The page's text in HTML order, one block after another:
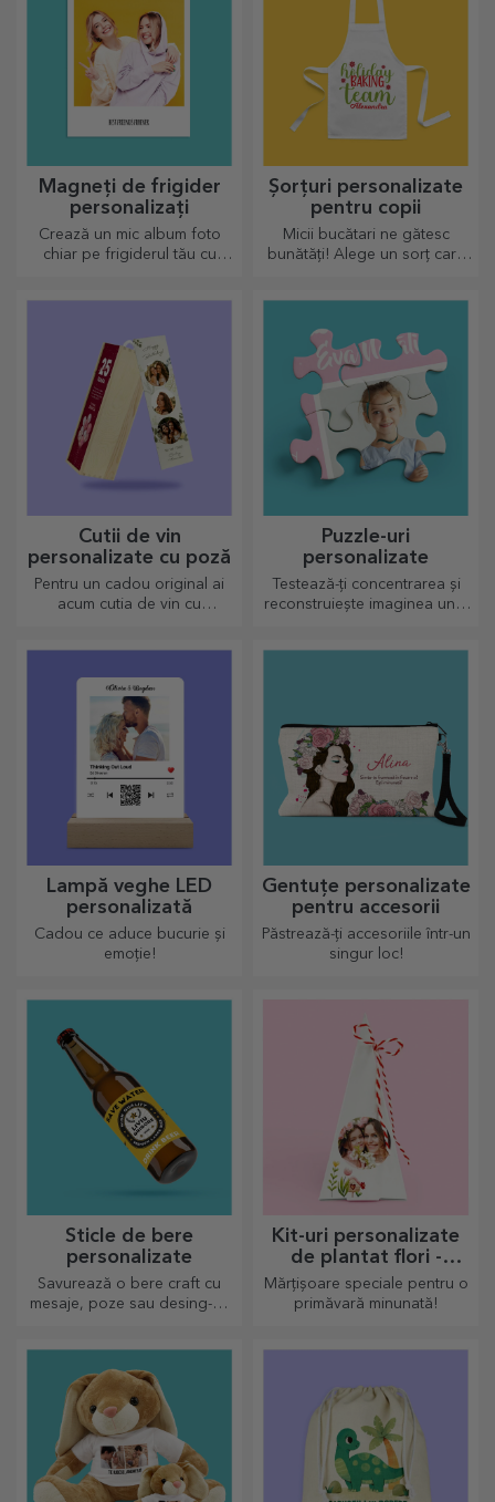
Magneți de frigider
personalizați
Crează un mic album foto
chiar pe frigiderul tău cu
Șorțuri personalizate
pentru copii
Micii bucătari ne gătesc
bunătăți! Alege un sorț care
Cutii de vin
personalizate cu poză
Pentru un cadou original ai
acum cutia de vin cu
Puzzle-uri
personalizate
Testează-ți concentrarea și
reconstruiește imaginea unui
Lampă veghe LED
personalizată
Cadou ce aduce bucurie și
emoție!
Gentuțe personalizate
pentru accesorii
Păstrează-ți accesoriile într-un
singur loc!
Sticle de bere
personalizate
Savurează o bere craft cu
mesaje, poze sau desing-uri
Kit-uri personalizate
de plantat flori -
mărțișor piramidă
Mărțișoare speciale pentru o
primăvară minunată!